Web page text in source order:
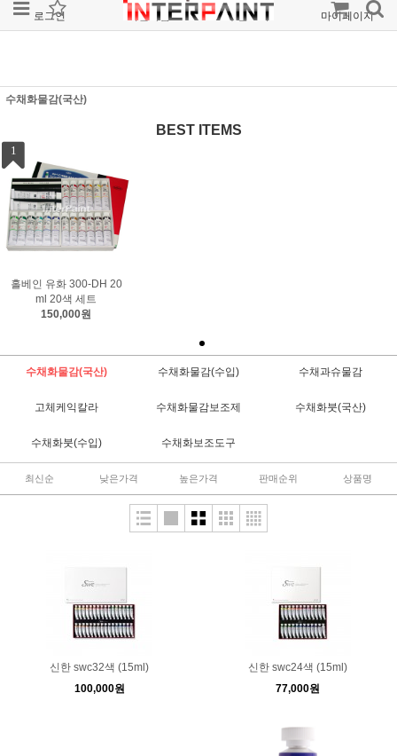
로그인 회원가입 주문조회 마이페이지
수채화물감(국산)
BEST ITEMS
1
홀베인 유화 300-DH 20
ml 20색 세트
150,000원
수채화물감(국산) 수채화물감(수입) 수채과슈물감
고체케익칼라 수채화물감보조제 수채화붓(국산)
수채화붓(수입) 수채화보조도구
최신순 낮은가격 높은가격 판매순위 상품명
신한 swc32색 (15ml)
100,000원
신한 swc24색 (15ml)
77,000원